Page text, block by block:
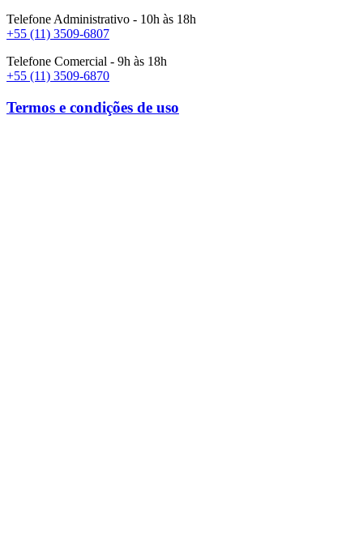
Telefone Administrativo - 10h às 18h
+55 (11) 3509-6807
Telefone Comercial - 9h às 18h
+55 (11) 3509-6870
Termos e condições de uso